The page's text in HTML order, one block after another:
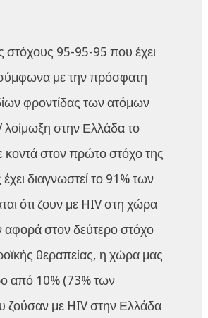
95-95-95 που έχει
με την πρόσφατη
φροντίδας των ατόμων
στην Ελλάδα το
κοντά στον πρώτο στόχο της
διαγνωστεί το 91% των
ότι ζουν με HIV στη χώρα
στον δεύτερο στόχο
θεραπείας, η χώρα μας
από 10% (73% των
ζούσαν με HIV στην Ελλάδα